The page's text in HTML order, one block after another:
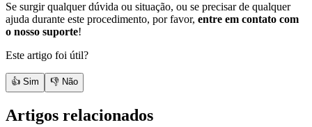
Se surgir qualquer dúvida ou situação, ou se precisar de qualquer
ajuda durante este procedimento, por favor, entre em contato com
o nosso suporte!
Este artigo foi útil?
👍 Sim 👎 Não
Artigos relacionados